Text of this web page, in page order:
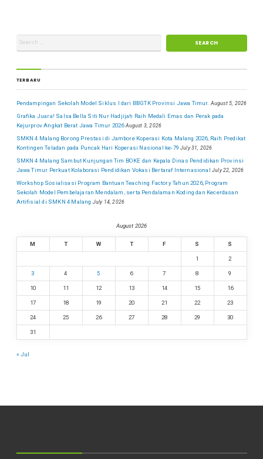
TERBARU
Pendampingan Sekolah Model Siklus I dari BBGTK Provinsi Jawa Timur. August 5, 2026
Grafika Juara! Salsa Bella Siti Nur Hadjijah Raih Medali Emas dan Perak pada
Kejurprov Angkat Berat Jawa Timur 2026 August 3, 2026
SMKN 4 Malang Borong Prestasi di Jambore Koperasi Kota Malang 2026, Raih Predikat
Kontingen Teladan pada Puncak Hari Koperasi Nasional ke-79 July 31, 2026
SMKN 4 Malang Sambut Kunjungan Tim BOKE dan Kepala Dinas Pendidikan Provinsi
Jawa Timur Perkuat Kolaborasi Pendidikan Vokasi Bertaraf Internasional July 22, 2026
Workshop Sosialisasi Program Bantuan Teaching Factory Tahun 2026, Program
Sekolah Model Pembelajaran Mendalam, serta Pendalaman Koding dan Kecerdasan
Artifisial di SMKN 4 Malang July 14, 2026
August 2026
M T W T F S S
1 2
3 4 5 6 7 8 9
10 11 12 13 14 15 16
17 18 19 20 21 22 23
24 25 26 27 28 29 30
31
« Jul